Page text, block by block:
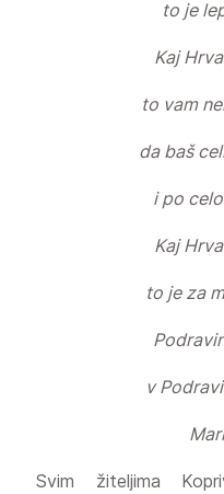
to je
Kaj
to vam
da baš
i po
Kaj
to je za
v
Svim žiteljima